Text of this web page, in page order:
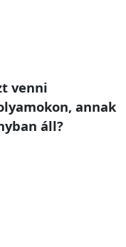
venni
annak
áll?